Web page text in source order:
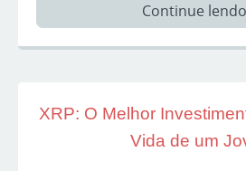
Continue lendo
XRP: O Melhor
Vida de um